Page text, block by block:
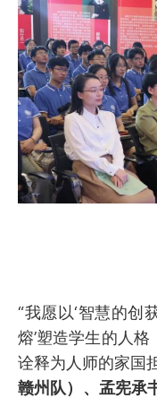
“我愿以‘智慧的创
熔’塑造学生的人格
诠释为人师的家国
赣州队）、孟宪承